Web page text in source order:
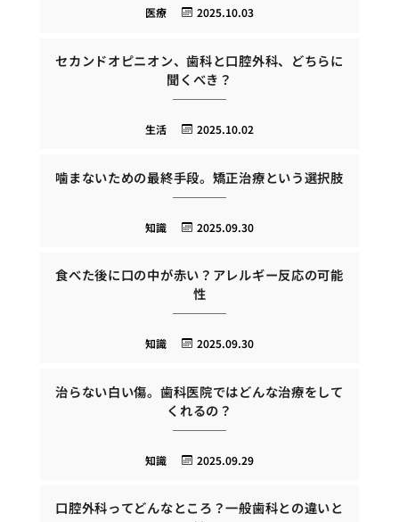
2025.10.03
医療
セカンドオピニオン、歯科と口腔外科、どちらに
聞くべき？
2025.10.02
生活
噛まないための最終手段。矯正治療という選択肢
2025.09.30
知識
食べた後に口の中が赤い？アレルギー反応の可能
性
2025.09.30
知識
治らない白い傷。歯科医院ではどんな治療をして
くれるの？
2025.09.29
知識
口腔外科ってどんなところ？一般歯科との違いと